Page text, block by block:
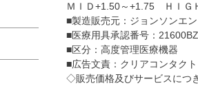
ＭＩＤ+1.50～+1.75 ＨＩＧ
■製造販売元：ジョンソンエ
■医療用具承認番号：
■区分：高度管理医療機器
■広告文責：クリアコンタクト
◇販売価格及びサービスにつ